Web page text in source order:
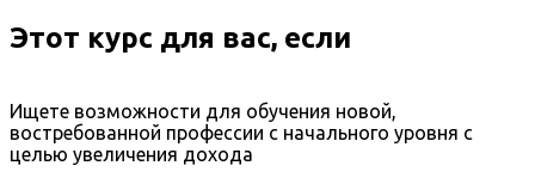
Этот курс для вас, если
Ищете возможности для обучения новой,
востребованной профессии с начального уровня с
целью увеличения дохода